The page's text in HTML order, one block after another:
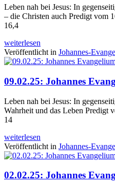
Leben nah bei Jesus: In
– die Christen auch Predigt vom
16,4
weiterlesen
Veröffentlicht in Johannes-
09.02.25: Johannes
Leben nah bei Jesus: In
Wahrheit und das Leben Predigt
14
weiterlesen
Veröffentlicht in Johannes-
02.02.25: Johannes